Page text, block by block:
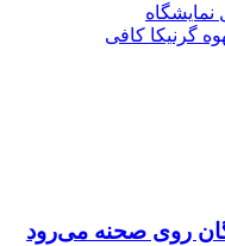
نمایشگاه
گرنیکا کافی
روی صحنه می‌رود